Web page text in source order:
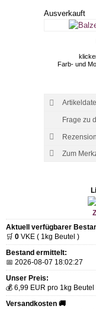
Ausverkauft
Farb- und
Frage zu
Aktuell verfügbarer
🛒 0 VKE ( 1kg Beutel )
Bestand ermittelt:
📅 2026-08-07 18:02:27
Unser Preis:
💰 6,99 EUR pro 1kg Beutel
Versandkosten 🚚